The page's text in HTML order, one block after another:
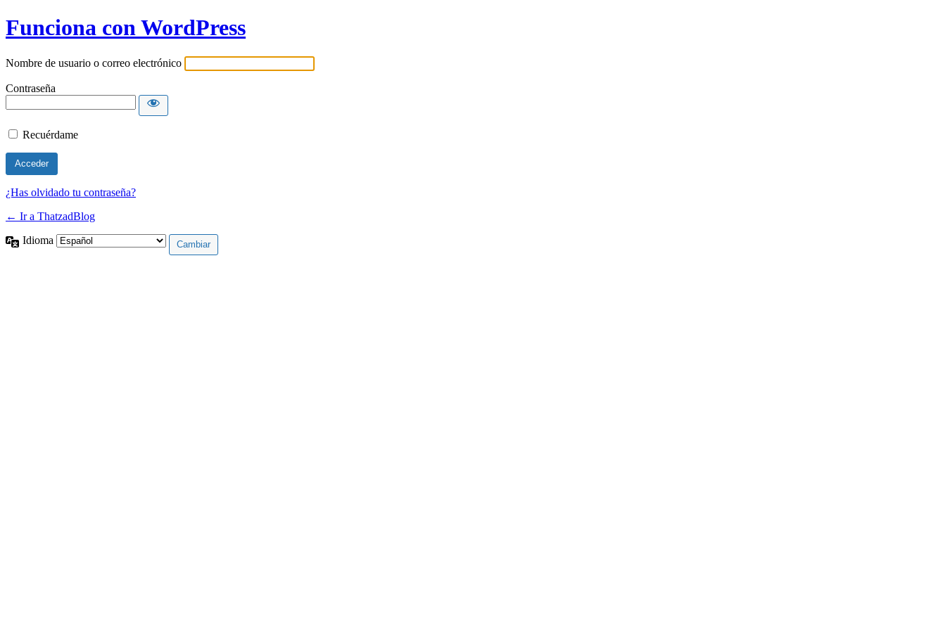
Funciona con WordPress
Nombre de usuario o correo electrónico
Contraseña
Recuérdame
¿Has olvidado tu contraseña?
← Ir a ThatzadBlog
Idioma